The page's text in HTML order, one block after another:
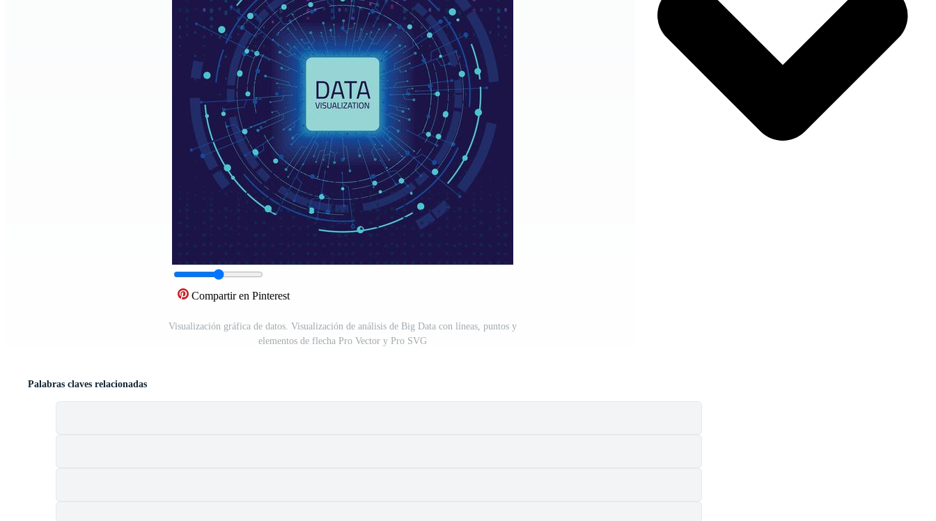
Compartir en Pinterest
Visualización gráfica de datos. Visualización de análisis de Big Data con líneas, puntos y
elementos de flecha Pro Vector y Pro SVG
Palabras claves relacionadas